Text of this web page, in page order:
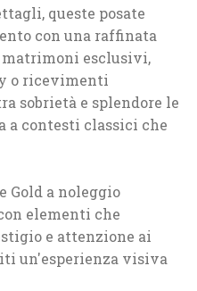
queste posate
con una raffinata
matrimoni esclusivi,
o ricevimenti
sobrietà e splendore le
a contesti classici che
Gold a noleggio
elementi che
e attenzione ai
un'esperienza visiva